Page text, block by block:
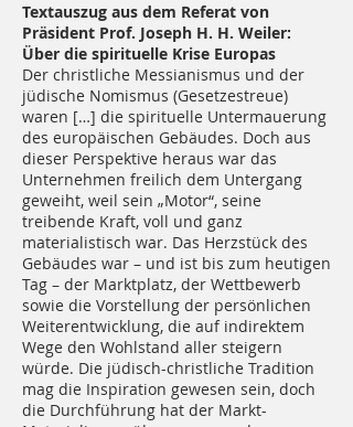
Textauszug aus dem Referat von
Präsident Prof. Joseph H. H. Weiler:
Über die spirituelle Krise Europas
Der christliche Messianismus und der
jüdische Nomismus (Gesetzestreue)
waren […] die spirituelle Untermauerung
des europäischen Gebäudes. Doch aus
dieser Perspektive heraus war das
Unternehmen freilich dem Untergang
geweiht, weil sein „Motor“, seine
treibende Kraft, voll und ganz
materialistisch war. Das Herzstück des
Gebäudes war – und ist bis zum heutigen
Tag – der Marktplatz, der Wettbewerb
sowie die Vorstellung der persönlichen
Weiterentwicklung, die auf indirektem
Wege den Wohlstand aller steigern
würde. Die jüdisch-christliche Tradition
mag die Inspiration gewesen sein, doch
die Durchführung hat der Markt-